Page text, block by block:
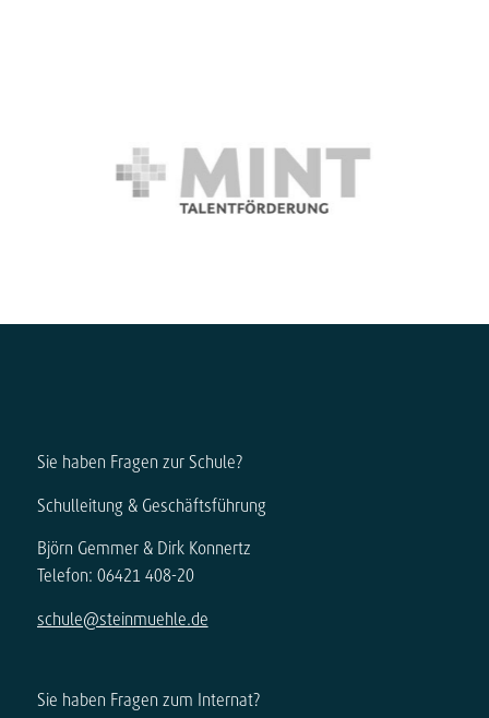
Sie haben Fragen zur Schule?
Schulleitung & Geschäftsführung
Björn Gemmer & Dirk Konnertz
Telefon: 06421 408-20
schule@steinmuehle.de
Sie haben Fragen zum Internat?